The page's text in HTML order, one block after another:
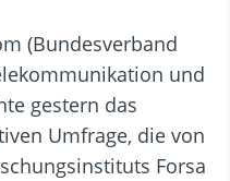
(Bundesverband
und
gestern das
Umfrage, die von
Forsa